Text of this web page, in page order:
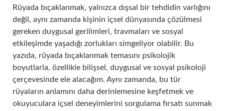
Rüyada bıçaklanmak, yalnızca dışsal bir tehdidin varlığını
değil, aynı zamanda kişinin içsel dünyasında çözülmesi
gereken duygusal gerilimleri, travmaları ve sosyal
etkileşimde yaşadığı zorlukları simgeliyor olabilir. Bu
yazıda, rüyada bıçaklanmak temasını psikolojik
boyutlarla, özellikle bilişsel, duygusal ve sosyal psikoloji
çerçevesinde ele alacağım. Aynı zamanda, bu tür
rüyaların anlamını daha derinlemesine keşfetmek ve
okuyuculara içsel deneyimlerini sorgulama fırsatı sunmak